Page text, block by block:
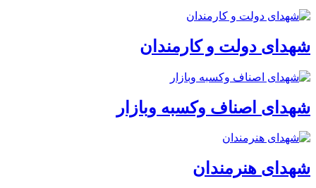
شهدای دولت و کارمندان
شهدای اصناف وکسبه وبازار
شهدای هنرمندان